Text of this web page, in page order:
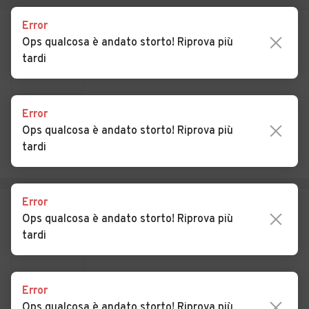
Auto usate San Rocco al
Porto
Auto usate Sant'Angelo
Auto usate Santo Stefano
Auto usate Secugnago
Auto usate Senna Lodigiana Auto usate Somaglia
Auto usate Sordio
Auto usate Tavazzano con
Auto usate Terranova dei
Passerini
Auto usate Turano
Lodigiano
Auto usate Valera Fratta
Auto usate Villanova del
Auto usate Zelo Buon
Persico
Error
Ops qualcosa è andato storto! Riprova più
tardi
Error
Ops qualcosa è andato storto! Riprova più
tardi
Error
Ops qualcosa è andato storto! Riprova più
tardi
Error